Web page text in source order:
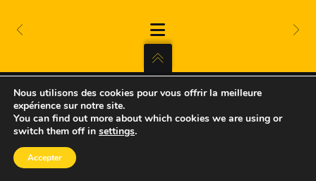
CALL ME WINSTON : THE
TARANTINO TRIBUTE
© CALLMEWINSTON.BAND | TOUS
DROITS RÉSERVÉS |
Nous utilisons des cookies pour vous offrir la meilleure
expérience sur notre site.
You can find out more about which cookies we are using or
switch them off in settings.
Accepter